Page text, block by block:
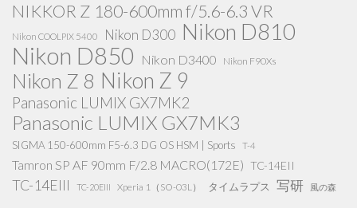
NIKKOR Z 180-600mm f/5.6-6.3 VR
Nikon COOLPIX 5400 Nikon D300 Nikon D810
Nikon D850 Nikon D3400 Nikon F90Xs
Nikon Z 8 Nikon Z 9
Panasonic LUMIX GX7MK2
Panasonic LUMIX GX7MK3
SIGMA 150-600mm F5-6.3 DG OS HSM | Sports T-4
Tamron SP AF 90mm F/2.8 MACRO(172E) TC-14EII
TC-14EIII TC-20EIII Xperia 1（SO-03L） タイムラプス 写研 風の森